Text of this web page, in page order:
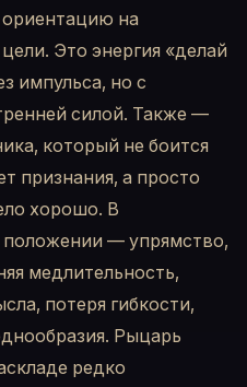
на
Это энергия «делай
импульса, но с
силой. Также —
который не боится
признания, а просто
хорошо. В
положении — упрямство,
медлительность,
потеря гибкости,
Рыцарь
редко